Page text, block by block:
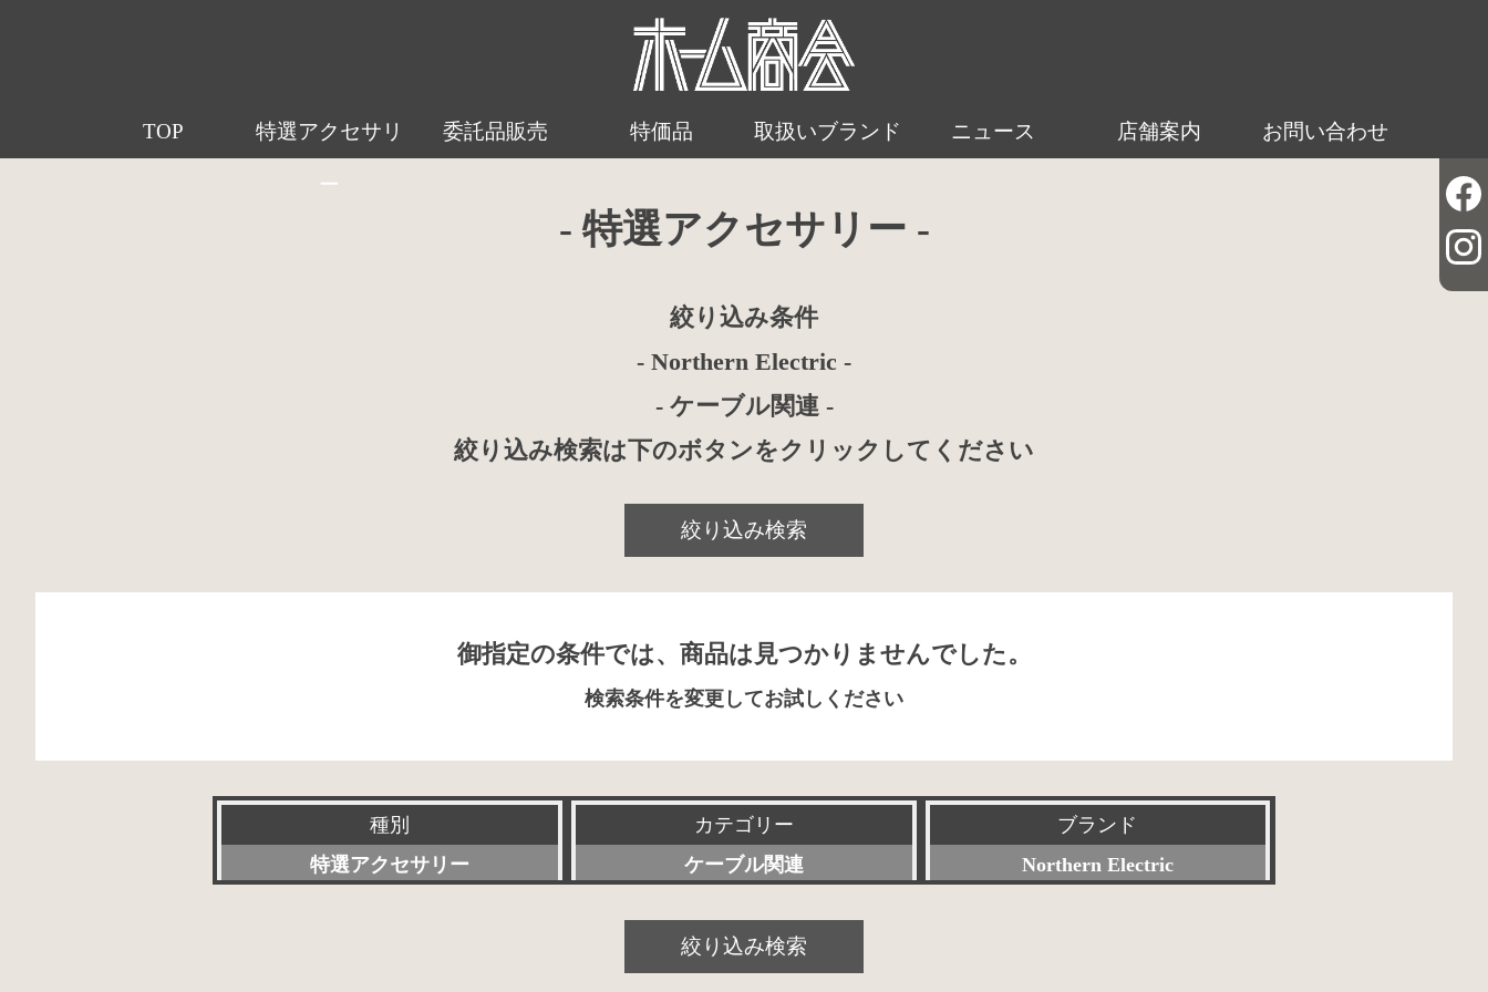
TOP 特選アクセサリ
ー
委託品販売 特価品 取扱いブランド ニュース 店舗案内 お問い合わせ
- 特選アクセサリー -
絞り込み条件
- Northern Electric -
- ケーブル関連 -
絞り込み検索は下のボタンをクリックしてください
絞り込み検索
御指定の条件では、商品は見つかりませんでした。
検索条件を変更してお試しください
種別
特選アクセサリー
カテゴリー
ケーブル関連
プリアンプ
ブランド
Northern Electric
絞り込み検索